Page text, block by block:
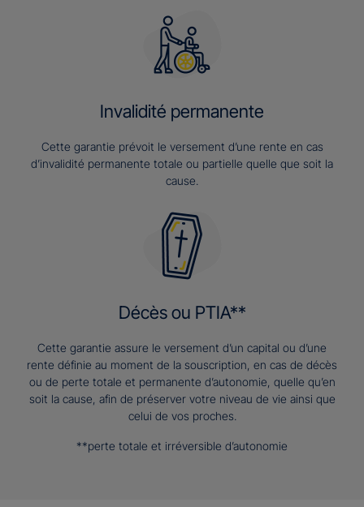
Invalidité permanente
Cette garantie prévoit le versement d’une rente en cas
d’invalidité permanente totale ou partielle quelle que soit la
cause.
Décès ou PTIA**
Cette garantie assure le versement d’un capital ou d’une
rente définie au moment de la souscription, en cas de décès
ou de perte totale et permanente d’autonomie, quelle qu’en
soit la cause, afin de préserver votre niveau de vie ainsi que
celui de vos proches.
**perte totale et irréversible d’autonomie